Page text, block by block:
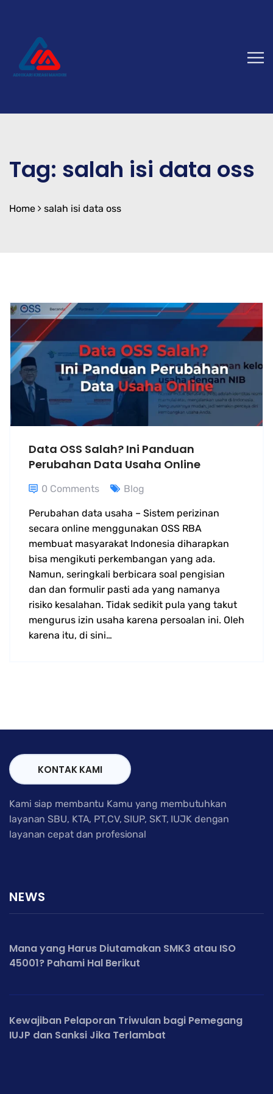
Tag: salah isi data oss
Home salah isi data oss
Data OSS Salah? Ini Panduan
Perubahan Data Usaha Online
0 Comments Blog
Perubahan data usaha – Sistem perizinan
secara online menggunakan OSS RBA
membuat masyarakat Indonesia diharapkan
bisa mengikuti perkembangan yang ada.
Namun, seringkali berbicara soal pengisian
dan dan formulir pasti ada yang namanya
risiko kesalahan. Tidak sedikit pula yang takut
mengurus izin usaha karena persoalan ini. Oleh
karena itu, di sini…
KONTAK KAMI
Kami siap membantu Kamu yang membutuhkan
layanan SBU, KTA, PT,CV, SIUP, SKT, IUJK dengan
layanan cepat dan profesional
NEWS
Mana yang Harus Diutamakan SMK3 atau ISO
45001? Pahami Hal Berikut
Kewajiban Pelaporan Triwulan bagi Pemegang
IUJP dan Sanksi Jika Terlambat